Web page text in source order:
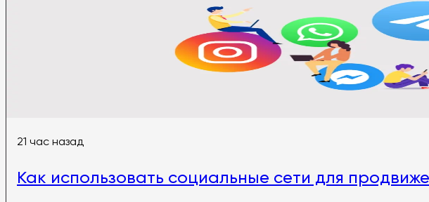
21 час назад
Как использовать социальные сети для